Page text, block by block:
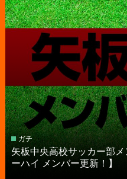
ガチ
矢板中央高校サッカー部
ーハイ メンバー更新！】